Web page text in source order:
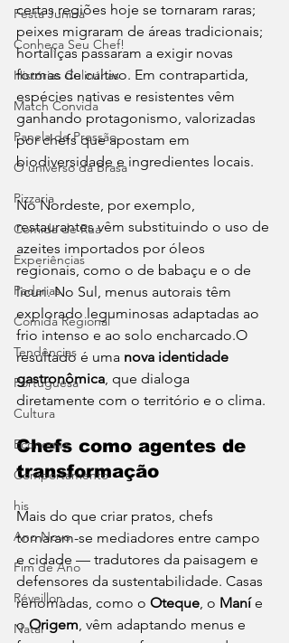
Festa Junina
Conheça Seu Chef!
Histórias Culinárias
Match Convida
Panela de Pressão
O universo da Brasa
Pizzaria
Comida de Rua
Experiências
Padarias
Comida Regional
Tendências
Portuguesa
Cultura
Economia
Comportamento
his
Ano Novo
Fim de Ano
Réveillon
Natal
certas regiões hoje se tornaram raras;
peixes migraram de áreas tradicionais;
hortaliças passaram a exigir novas
formas de cultivo. Em contrapartida,
espécies nativas e resistentes vêm
ganhando protagonismo, valorizadas
por chefs que apostam em
biodiversidade e ingredientes locais.
No Nordeste, por exemplo,
restaurantes vêm substituindo o uso de
azeites importados por óleos
regionais, como o de babaçu e o de
licuri. No Sul, menus autorais têm
explorado leguminosas adaptadas ao
frio intenso e ao solo encharcado.O
resultado é uma nova identidade
gastronômica, que dialoga
diretamente com o território e o clima.
Chefs como agentes de
transformação
Mais do que criar pratos, chefs
tornaram-se mediadores entre campo
e cidade — tradutores da paisagem e
defensores da sustentabilidade. Casas
renomadas, como o Oteque, o Maní e
o Origem, vêm adaptando menus e